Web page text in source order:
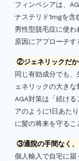
フィンペシアは、
ナステリド1mgを含
男性型脱毛症に使
原因にアプローチす
②ジェネリックだ
同じ有効成分でも
ェネリックの大きな
AGA対策は「続け
アのように1日あた
に髪の将来を守るこ
③通院の手間なく
個人輸入で自宅に